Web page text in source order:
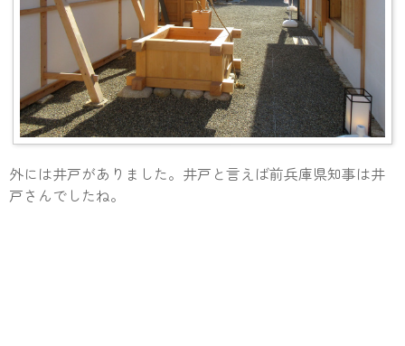
外には井戸がありました。井戸と言えば前兵庫県知事は井
戸さんでしたね。